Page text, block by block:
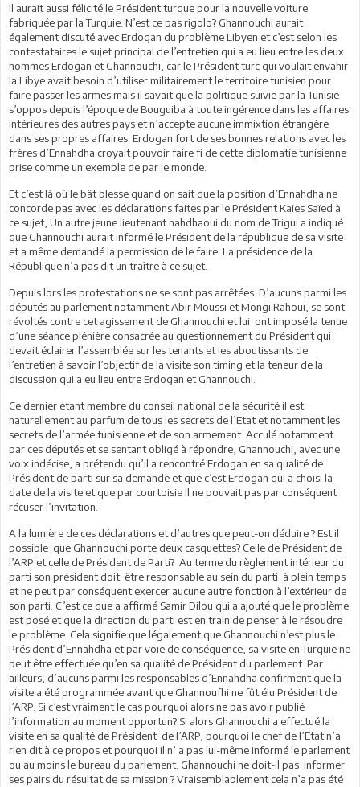
Il aurait aussi félicité le Président turque pour la nouvelle voiture
fabriquée par la Turquie. N’est ce pas rigolo? Ghannouchi aurait
également discuté avec Erdogan du problème Libyen et c’est selon les
contestataires le sujet principal de l’entretien qui a eu lieu entre les deux
hommes Erdogan et Ghannouchi, car le Président turc qui voulait envahir
la Libye avait besoin d’utiliser militairement le territoire tunisien pour
faire passer les armes mais il savait que la politique suivie par la Tunisie
s’oppos depuis l’époque de Bouguiba à toute ingérence dans les affaires
intérieures des autres pays et n’accepte aucune immixtion étrangère
dans ses propres affaires. Erdogan fort de ses bonnes relations avec les
frères d’Ennahdha croyait pouvoir faire fi de cette diplomatie tunisienne
prise comme un exemple de par le monde.
Et c’est là où le bât blesse quand on sait que la position d’Ennahdha ne
concorde pas avec les déclarations faites par le Président Kaies Saïed à
ce sujet, Un autre jeune lieutenant nahdhaoui du nom de Trigui a indiqué
que Ghannouchi aurait informé le Président de la république de sa visite
et a même demandé la permission de le faire. La présidence de la
République n’a pas dit un traître à ce sujet.
Depuis lors les protestations ne se sont pas arrêtées. D’aucuns parmi les
députés au parlement notamment Abir Moussi et Mongi Rahoui, se sont
révoltés contre cet agissement de Ghannouchi et lui ont imposé la tenue
d’une séance plénière consacrée au questionnement du Président qui
devait éclairer l’assemblée sur les tenants et les aboutissants de
l’entretien à savoir l’objectif de la visite son timing et la teneur de la
discussion qui a eu lieu entre Erdogan et Ghannouchi.
Ce dernier étant membre du conseil national de la sécurité il est
naturellement au parfum de tous les secrets de l’Etat et notamment les
secrets de l’armée tunisienne et de son armement. Acculé notamment
par ces députés et se sentant obligé à répondre, Ghannouchi, avec une
voix indécise, a prétendu qu’il a rencontré Erdogan en sa qualité de
Président de parti sur sa demande et que c’est Erdogan qui a choisi la
date de la visite et que par courtoisie Il ne pouvait pas par conséquent
récuser l’invitation.
A la lumière de ces déclarations et d’autres que peut-on déduire ? Est il
possible que Ghannouchi porte deux casquettes? Celle de Président de
l’ARP et celle de Président de Parti? Au terme du règlement intérieur du
parti son président doit être responsable au sein du parti à plein temps
et ne peut par conséquent exercer aucune autre fonction à l’extérieur de
son parti. C’est ce que a affirmé Samir Dilou qui a ajouté que le problème
est posé et que la direction du parti est en train de penser à le résoudre
le problème. Cela signifie que légalement que Ghannouchi n’est plus le
Président d’Ennahdha et par voie de conséquence, sa visite en Turquie ne
peut être effectuée qu’en sa qualité de Président du parlement. Par
ailleurs, d’aucuns parmi les responsables d’Ennahdha confirment que la
visite a été programmée avant que Ghannoufhi ne fût élu Président de
l’ARP. Si c’est vraiment le cas pourquoi alors ne pas avoir publié
l’information au moment opportun? Si alors Ghannouchi a effectué la
visite en sa qualité de Président de l’ARP, pourquoi le chef de l’Etat n’a
rien dit à ce propos et pourquoi il n’ a pas lui-même informé le parlement
ou au moins le bureau du parlement. Ghannouchi ne doit-il pas informer
ses pairs du résultat de sa mission ? Vraisemblablement cela n’a pas été